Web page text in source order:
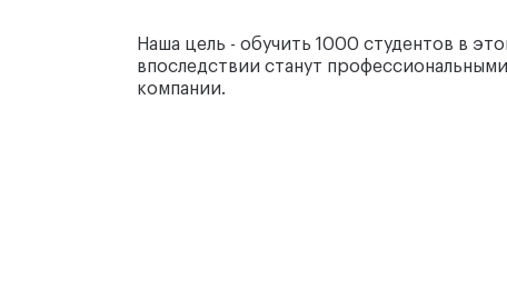
Наша цель - обучить 1000 студентов в
впоследствии станут
компании.